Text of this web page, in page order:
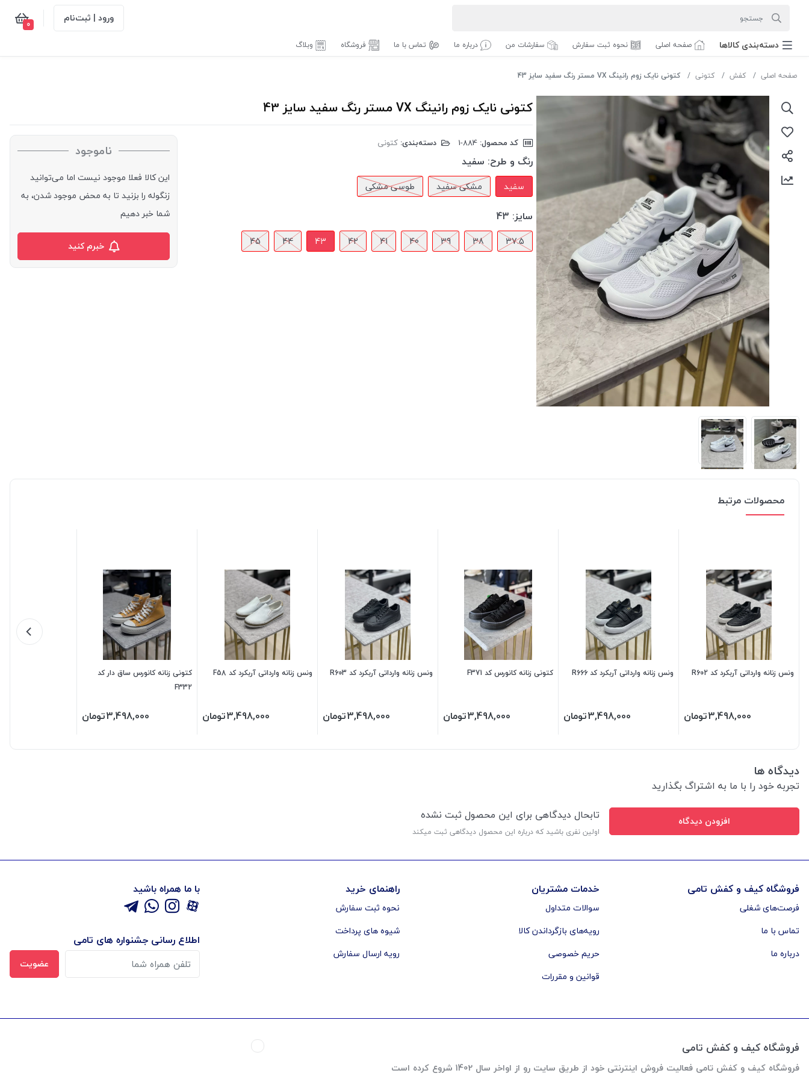
ورود | ثبت‌نام 0
دسته‌بندی‌ کالاها صفحه اصلی نحوه ثبت سفارش سفارشات من درباره ما تماس با ما فروشگاه وبلاگ
صفحه اصلی کفش کتونی کتونی نایک زوم رانینگ VX مستر رنگ سفید سایز 43
کتونی نایک زوم رانینگ VX مستر رنگ سفید سایز 43
کد محصول: دسته‌بندی: کتونی
رنگ و طرح: سفید
سفید مشکی سفید طوسی مشکی
سایز: 43
37.5
38
39
40
41
42
43
44
45
ناموجود
این کالا فعلا موجود نیست اما می‌توانید
زنگوله را بزنید تا به محض موجود شدن، به
شما خبر دهیم
خبرم کنید
محصولات مرتبط
ونس زنانه وارداتی آربکرد کد R602
3,498,000تومان
ونس زنانه وارداتی آربکرد کد R666
3,498,000تومان
کتونی زنانه کانورس کد F371
3,498,000تومان
ونس زنانه وارداتی آربکرد کد R603
3,498,000تومان
ونس زنانه وارداتی آربکرد کد F58
3,498,000تومان
کتونی زنانه کانورس ساق دار کد
F332
3,498,000تومان
دیدگاه ها
تجربه خود را با ما به اشتراگ بگذارید
افزودن دیدگاه تابحال دیدگاهی برای این محصول ثبت نشده
اولین نفری باشید که درباره این محصول دیدگاهی ثبت میکند
فروشگاه کیف و کفش تامی
فرصت‌های شغلی
تماس با ما
درباره ما
خدمات مشتریان
سوالات متداول
رویه‌های بازگرداندن کالا
حریم خصوصی
قوانین و مقررات
راهنمای خرید
نحوه ثبت سفارش
شیوه های پرداخت
رویه ارسال سفارش
با ما همراه باشید
اطلاع رسانی جشنواره های تامی
عضویت
فروشگاه کیف و کفش تامی
فروشگاه کیف و کفش تامی فعالیت فروش اینترنتی خود از طریق سایت رو از اواخر سال 1402 شروع کرده است